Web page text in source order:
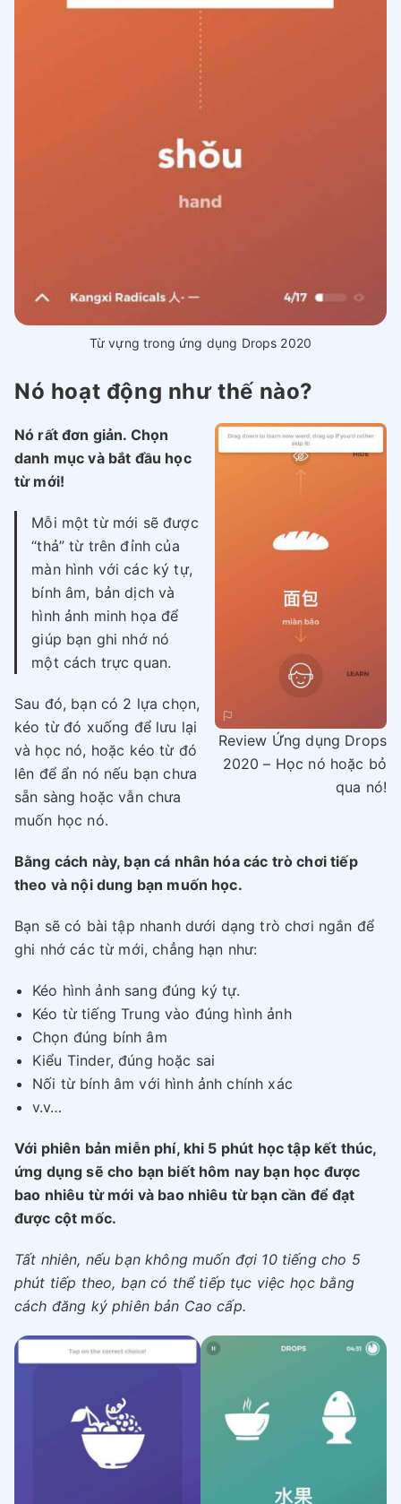
Từ vựng trong ứng dụng Drops 2020
Nó hoạt động như thế nào?
Review Ứng dụng Drops
2020 – Học nó hoặc bỏ
qua nó!
Nó rất đơn giản. Chọn
danh mục và bắt đầu học
từ mới!
Mỗi một từ mới sẽ được
“thả” từ trên đỉnh của
màn hình với các ký tự,
bính âm, bản dịch và
hình ảnh minh họa để
giúp bạn ghi nhớ nó
một cách trực quan.
Sau đó, bạn có 2 lựa chọn,
kéo từ đó xuống để lưu lại
và học nó, hoặc kéo từ đó
lên để ẩn nó nếu bạn chưa
sẵn sàng hoặc vẫn chưa
muốn học nó.
Bằng cách này, bạn cá nhân hóa các trò chơi tiếp
theo và nội dung bạn muốn học.
Bạn sẽ có bài tập nhanh dưới dạng trò chơi ngắn để
ghi nhớ các từ mới, chẳng hạn như:
Kéo hình ảnh sang đúng ký tự.
Kéo từ tiếng Trung vào đúng hình ảnh
Chọn đúng bính âm
Kiểu Tinder, đúng hoặc sai
Nối từ bính âm với hình ảnh chính xác
v.v…
Với phiên bản miễn phí, khi 5 phút học tập kết thúc,
ứng dụng sẽ cho bạn biết hôm nay bạn học được
bao nhiêu từ mới và bao nhiêu từ bạn cần để đạt
được cột mốc.
Tất nhiên, nếu bạn không muốn đợi 10 tiếng cho 5
phút tiếp theo, bạn có thể tiếp tục việc học bằng
cách đăng ký phiên bản Cao cấp.